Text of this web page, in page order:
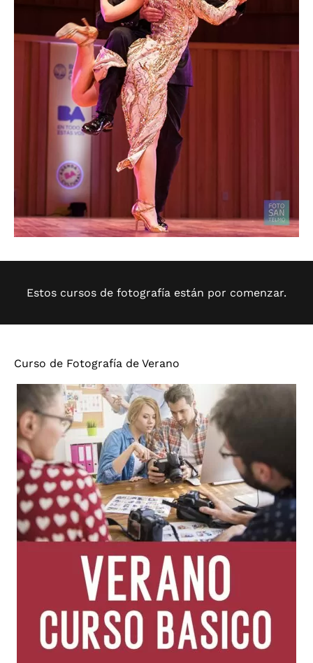
Estos cursos de fotografía están por comenzar.
Curso de Fotografía de Verano